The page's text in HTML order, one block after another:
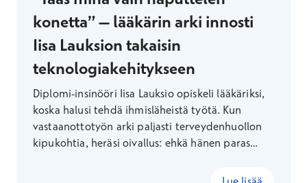
konetta” – lääkärin arki innosti
Iisa Lauksion takaisin
teknologiakehitykseen
Diplomi-insinööri Iisa Lauksio opiskeli lääkäriksi,
koska halusi tehdä ihmisläheistä työtä. Kun
vastaanottotyön arki paljasti terveydenhuollon
kipukohtia, heräsi oivallus: ehkä hänen paras
ulkopuolella. Näin syntyi uralle jälleen uusi